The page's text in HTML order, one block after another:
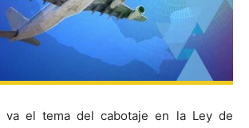
va el tema del cabotaje en la Ley de